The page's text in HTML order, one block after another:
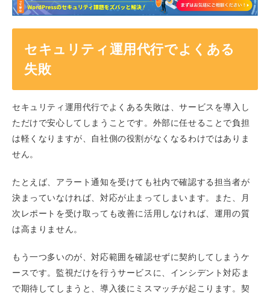
セキュリティ運用代行でよくある
失敗
セキュリティ運用代行でよくある失敗は、サービスを導入し
ただけで安心してしまうことです。外部に任せることで負担
は軽くなりますが、自社側の役割がなくなるわけではありま
せん。
たとえば、アラート通知を受けても社内で確認する担当者が
決まっていなければ、対応が止まってしまいます。また、月
次レポートを受け取っても改善に活用しなければ、運用の質
は高まりません。
もう一つ多いのが、対応範囲を確認せずに契約してしまうケ
ースです。監視だけを行うサービスに、インシデント対応ま
で期待してしまうと、導入後にミスマッチが起こります。契